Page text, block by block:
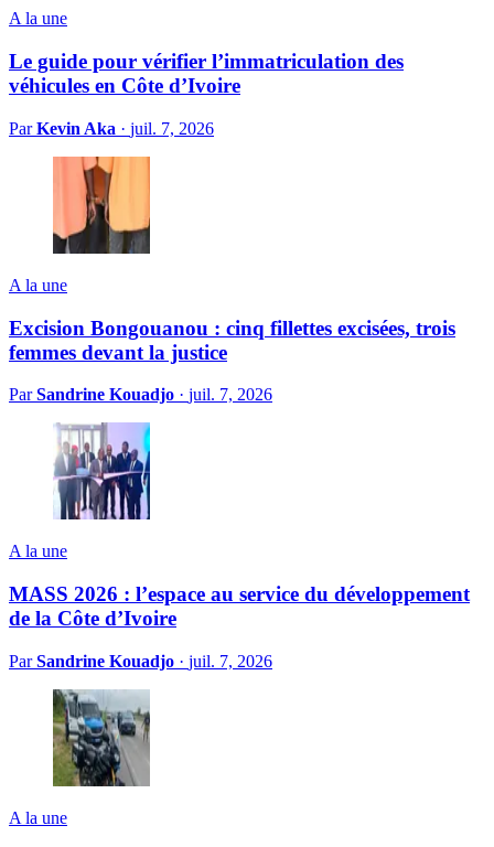
A la une
Le guide pour vérifier l’immatriculation des
véhicules en Côte d’Ivoire
ParKevin Aka · juil. 7, 2026
A la une
Excision Bongouanou : cinq fillettes excisées, trois
femmes devant la justice
ParSandrine Kouadjo · juil. 7, 2026
A la une
MASS 2026 : l’espace au service du développement
de la Côte d’Ivoire
ParSandrine Kouadjo · juil. 7, 2026
A la une